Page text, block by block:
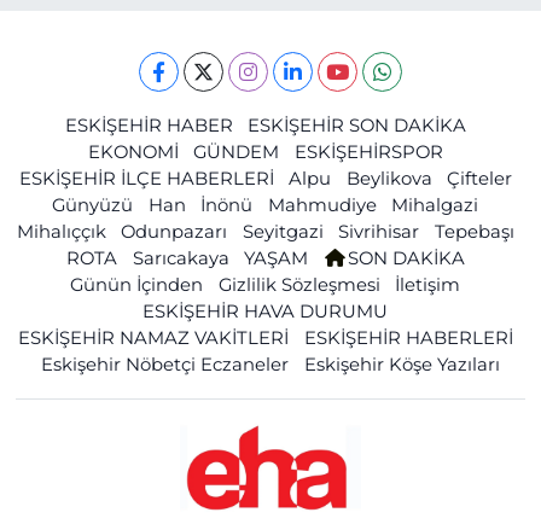
ESKİŞEHİR HABER
ESKİŞEHİR SON DAKİKA
EKONOMİ
GÜNDEM
ESKİŞEHİRSPOR
ESKİŞEHİR İLÇE HABERLERİ
Alpu Beylikova
Çifteler
Günyüzü
Han İnönü Mahmudiye
Mihalgazi
Mihalıççık
Odunpazarı Seyitgazi Sivrihisar
Tepebaşı
ROTA
Sarıcakaya YAŞAM
SON DAKİKA
Günün İçinden
Gizlilik Sözleşmesi
İletişim
ESKİŞEHİR HAVA DURUMU
ESKİŞEHİR NAMAZ VAKİTLERİ
ESKİŞEHİR HABERLERİ
Eskişehir Nöbetçi Eczaneler
Eskişehir Köşe Yazıları